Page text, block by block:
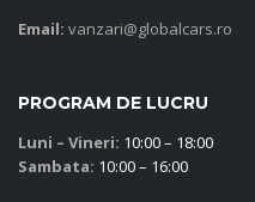
Email: vanzari@globalcars.ro
PROGRAM DE LUCRU
Luni – Vineri: 10:00 – 18:00
Sambata: 10:00 – 16:00